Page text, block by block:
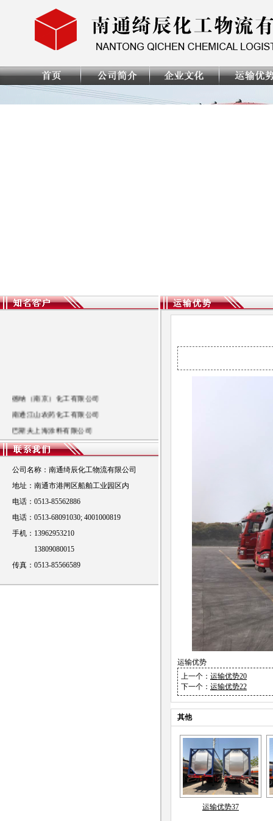
德纳（南京）化工有限公司
南通江山农药化工有限公司
巴斯夫上海涂料有限公司
东周化学工业（昆山）有限公司
南通化工轻工股份有限公司
中途化工（上海）有限公司
上海元邦化工制造有限公司
公司名称：南通绮辰化工物流有限公司
地址：南通市港闸区船舶工业园区内
电话：0513-85562886
电话：0513-68091030; 4001000819
手机：13962953210
13809080015
传真：0513-85566589
运输优势
运输优势
上一个： 运输优势20
下一个： 运输优势22
其他
运输优势37